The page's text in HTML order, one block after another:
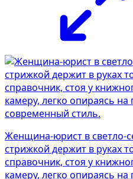
Женщина-юрист в светло-
стрижкой держит в руках
справочник, стоя у
камеру, легко опираясь